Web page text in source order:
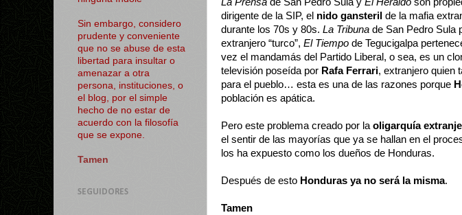
dirigente de la SIP, el nido gansteril de la mafia
durante los 70s y 80s. La Tribuna de San Pedro Sula
extranjero “turco”, El Tiempo de Tegucigalpa
vez el mandamás del Partido Liberal, o sea, es un
televisión poseída por Rafa Ferrari, extranjero quien
para el pueblo… esta es una de las razones porque
población es apática.
Pero este problema creado por la oligarquía
el sentir de las mayorías que ya se hallan en el
los ha expuesto como los dueños de Honduras.
Después de esto Honduras ya no será la misma.
Tamen
Sin embargo, considero
prudente y conveniente
que no se abuse de esta
libertad para insultar o
amenazar a otra
persona, instituciones, o
el blog, por el simple
hecho de no estar de
acuerdo con la filosofía
que se expone.
Tamen
SEGUIDORES